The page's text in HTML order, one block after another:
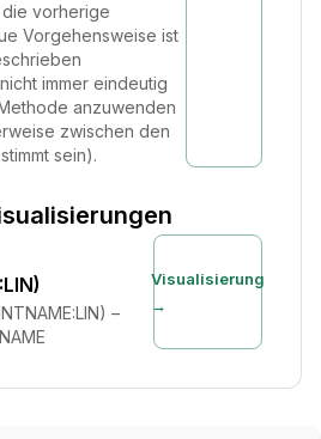
vorherige
Vorgehensweise ist
immer eindeutig
anzuwenden
zwischen den
sein).
–
Visualisierung
→